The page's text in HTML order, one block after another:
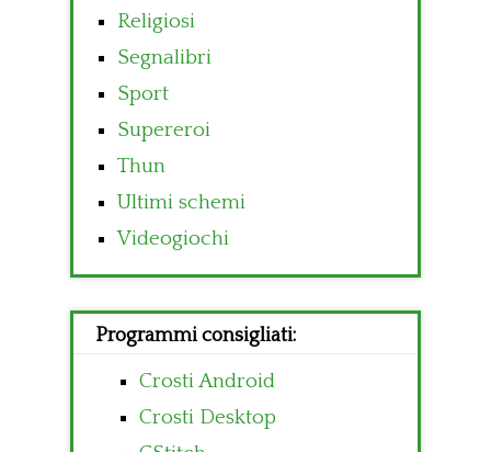
Religiosi
Segnalibri
Sport
Supereroi
Thun
Ultimi schemi
Videogiochi
Programmi consigliati:
Crosti Android
Crosti Desktop